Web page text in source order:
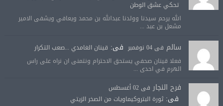
تحكي عشق الوطن
الله يرحم سيدنا وولدنا عبدالله بن محمد ويعافي ويشفى الامير
مشعل بن عبد ...
سالم فى 04 نوفمبر فى: قينان الغامدي ...صعب التكرار
فعلا قينان صحفي يستحق الاحترام ونتمنى ان نراه على راس
الهرم في احدى ...
فرح النجار فى 02 أغسطس
فى:ثورة البتروكيماويات من الصخر الزيتي